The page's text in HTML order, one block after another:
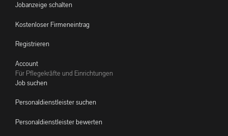
Jobanzeige schalten
Kostenloser Firmeneintrag
Registrieren
Account
Für Pflegekräfte und Einrichtungen
Job suchen
Personaldienstleister suchen
Personaldienstleister bewerten